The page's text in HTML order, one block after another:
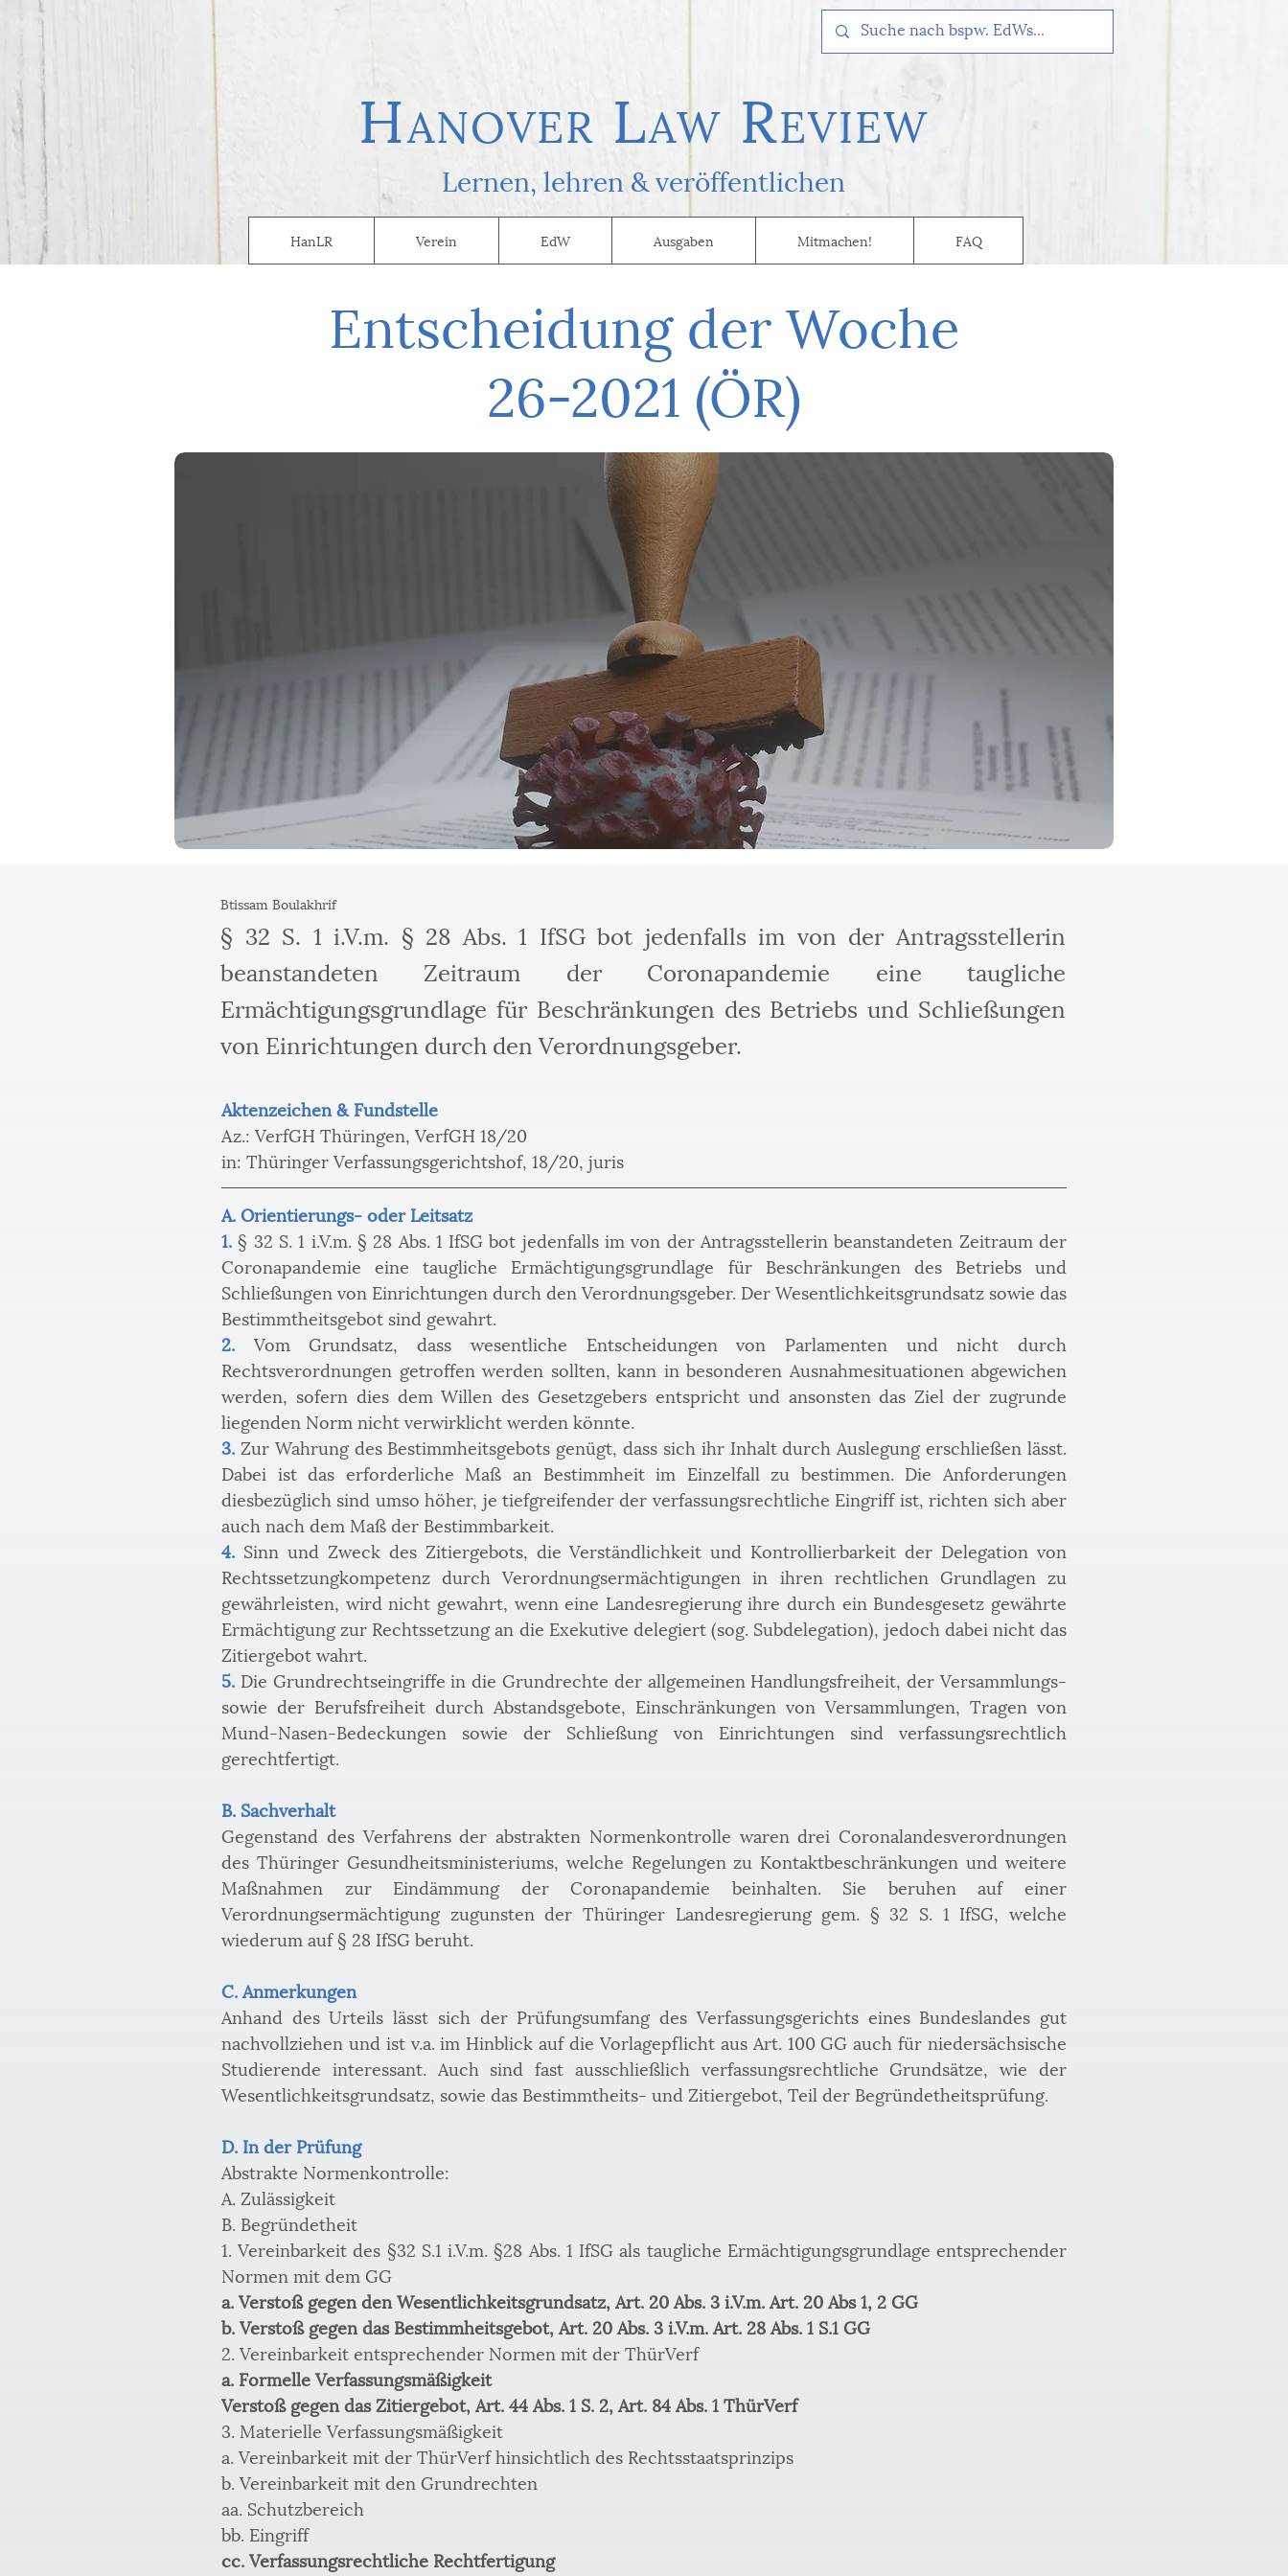
HanLR Verein EdW Ausgaben Mitmachen! FAQ
HANOVER LAW REVIEW
Lernen, lehren & veröffentlichen
Entscheidung der Woche
26-2021 (ÖR)
Btissam Boulakhrif
§ 32 S. 1 i.V.m. § 28 Abs. 1 IfSG bot jedenfalls im von der Antragsstellerin
beanstandeten Zeitraum der Coronapandemie eine taugliche
Ermächtigungsgrundlage für Beschränkungen des Betriebs und Schließungen
von Einrichtungen durch den Verordnungsgeber.
Aktenzeichen & Fundstelle
Az.: VerfGH Thüringen, VerfGH 18/20
in: Thüringer Verfassungsgerichtshof, 18/20, juris
A. Orientierungs- oder Leitsatz
1. § 32 S. 1 i.V.m. § 28 Abs. 1 IfSG bot jedenfalls im von der Antragsstellerin beanstandeten Zeitraum der
Coronapandemie eine taugliche Ermächtigungsgrundlage für Beschränkungen des Betriebs und
Schließungen von Einrichtungen durch den Verordnungsgeber. Der Wesentlichkeitsgrundsatz sowie das
Bestimmtheitsgebot sind gewahrt.
2. Vom Grundsatz, dass wesentliche Entscheidungen von Parlamenten und nicht durch
Rechtsverordnungen getroffen werden sollten, kann in besonderen Ausnahmesituationen abgewichen
werden, sofern dies dem Willen des Gesetzgebers entspricht und ansonsten das Ziel der zugrunde
liegenden Norm nicht verwirklicht werden könnte.
3. Zur Wahrung des Bestimmheitsgebots genügt, dass sich ihr Inhalt durch Auslegung erschließen lässt.
Dabei ist das erforderliche Maß an Bestimmheit im Einzelfall zu bestimmen. Die Anforderungen
diesbezüglich sind umso höher, je tiefgreifender der verfassungsrechtliche Eingriff ist, richten sich aber
auch nach dem Maß der Bestimmbarkeit.
4. Sinn und Zweck des Zitiergebots, die Verständlichkeit und Kontrollierbarkeit der Delegation von
Rechtssetzungkompetenz durch Verordnungsermächtigungen in ihren rechtlichen Grundlagen zu
gewährleisten, wird nicht gewahrt, wenn eine Landesregierung ihre durch ein Bundesgesetz gewährte
Ermächtigung zur Rechtssetzung an die Exekutive delegiert (sog. Subdelegation), jedoch dabei nicht das
Zitiergebot wahrt.
5. Die Grundrechtseingriffe in die Grundrechte der allgemeinen Handlungsfreiheit, der Versammlungs-
sowie der Berufsfreiheit durch Abstandsgebote, Einschränkungen von Versammlungen, Tragen von
Mund-Nasen-Bedeckungen sowie der Schließung von Einrichtungen sind verfassungsrechtlich
gerechtfertigt.
B. Sachverhalt
Gegenstand des Verfahrens der abstrakten Normenkontrolle waren drei Coronalandesverordnungen
des Thüringer Gesundheitsministeriums, welche Regelungen zu Kontaktbeschränkungen und weitere
Maßnahmen zur Eindämmung der Coronapandemie beinhalten. Sie beruhen auf einer
Verordnungsermächtigung zugunsten der Thüringer Landesregierung gem. § 32 S. 1 IfSG, welche
wiederum auf § 28 IfSG beruht.
C. Anmerkungen
Anhand des Urteils lässt sich der Prüfungsumfang des Verfassungsgerichts eines Bundeslandes gut
nachvollziehen und ist v.a. im Hinblick auf die Vorlagepflicht aus Art. 100 GG auch für niedersächsische
Studierende interessant. Auch sind fast ausschließlich verfassungsrechtliche Grundsätze, wie der
Wesentlichkeitsgrundsatz, sowie das Bestimmtheits- und Zitiergebot, Teil der Begründetheitsprüfung.
D. In der Prüfung
Abstrakte Normenkontrolle:
A. Zulässigkeit
B. Begründetheit
1. Vereinbarkeit des §32 S.1 i.V.m. §28 Abs. 1 IfSG als taugliche Ermächtigungsgrundlage entsprechender
Normen mit dem GG
a. Verstoß gegen den Wesentlichkeitsgrundsatz, Art. 20 Abs. 3 i.V.m. Art. 20 Abs 1, 2 GG
b. Verstoß gegen das Bestimmheitsgebot, Art. 20 Abs. 3 i.V.m. Art. 28 Abs. 1 S.1 GG
2. Vereinbarkeit entsprechender Normen mit der ThürVerf
a. Formelle Verfassungsmäßigkeit
Verstoß gegen das Zitiergebot, Art. 44 Abs. 1 S. 2, Art. 84 Abs. 1 ThürVerf
3. Materielle Verfassungsmäßigkeit
a. Vereinbarkeit mit der ThürVerf hinsichtlich des Rechtsstaatsprinzips
b. Vereinbarkeit mit den Grundrechten
aa. Schutzbereich
bb. Eingriff
cc. Verfassungsrechtliche Rechtfertigung